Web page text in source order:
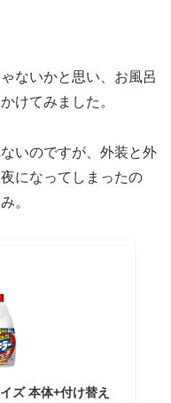
ないかと思い、お風呂
けてみました。
いのですが、外装と外
になってしまったの
。
ズ 本体+付け替え